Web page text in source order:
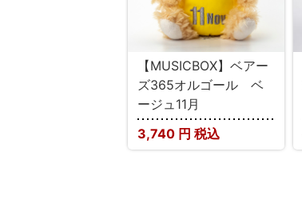
【MUSICBOX】ベアー
ズ365オルゴール ベ
ージュ11月
3,740 円 税込